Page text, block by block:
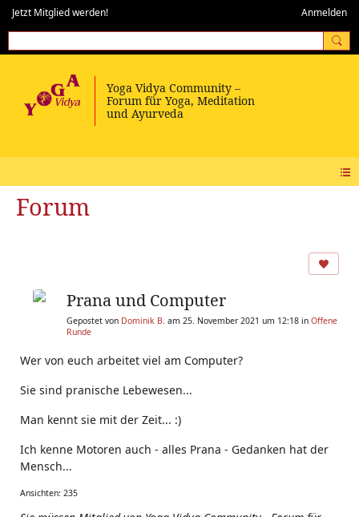
Jetzt Mitglied werden! Anmelden
Forum
Prana und Computer
Gepostet von Dominik B. am 25. November 2021 um 12:18 in Offene
Runde
Wer von euch arbeitet viel am Computer?
Sie sind pranische Lebewesen...
Man kennt sie mit der Zeit... :)
Ich kenne Motoren auch - alles Prana - Gedanken hat der
Mensch...
Ansichten: 235